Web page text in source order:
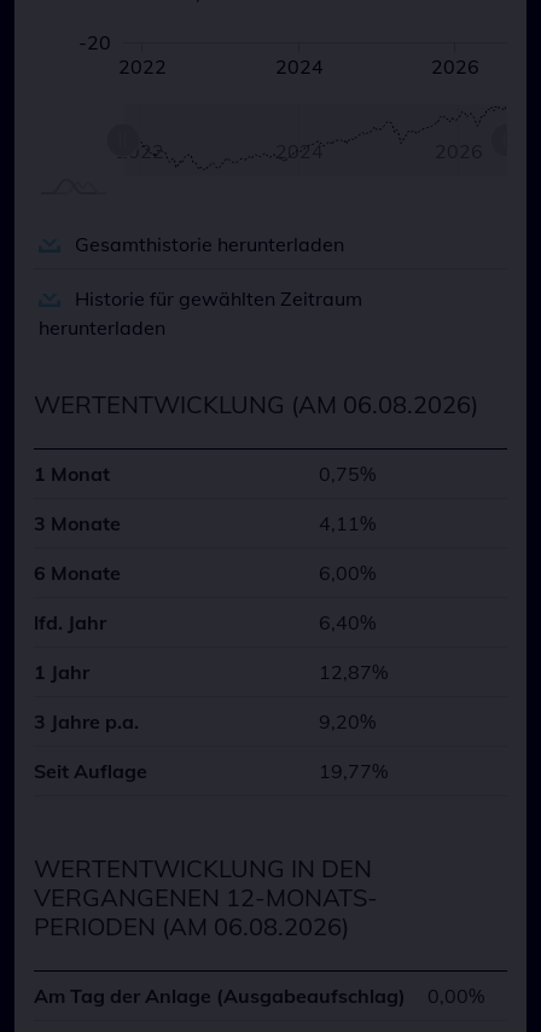
-20
L
2020
2022 2024 2026
2028
2020
2022 2024
2028
Gesamthistorie herunterladen
Historie für gewählten Zeitraum
herunterladen
WERTENTWICKLUNG (AM 06.08.2026)
1 Monat 0,75%
3 Monate 4,11%
6 Monate 6,00%
lfd. Jahr 6,40%
1 Jahr 12,87%
3 Jahre p.a. 9,20%
Seit Auflage 19,77%
WERTENTWICKLUNG IN DEN
VERGANGENEN 12-MONATS-
PERIODEN (AM 06.08.2026)
Am Tag der Anlage (Ausgabeaufschlag) 0,00%